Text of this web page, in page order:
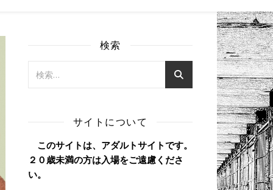
検索
サイトについて
このサイトは、アダルトサイトです。
２０歳未満の方は入場をご遠慮くださ
い。